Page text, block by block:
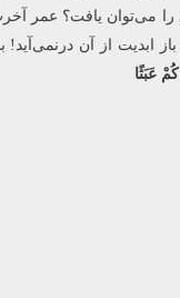
می‌توان یافت؟ عمر
باز ابدیت از آن
عَبَثًا